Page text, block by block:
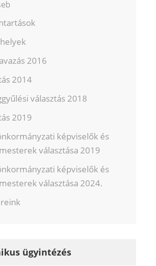
2016
2014
választás 2018
2019
képviselők és
választása 2019
képviselők és
választása 2024.
ügyintézés